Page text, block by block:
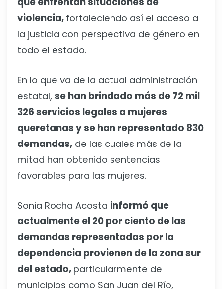
violencia, fortaleciendo así el acceso a
la justicia con perspectiva de género en
todo el estado.
En lo que va de la actual administración
estatal, se han brindado más de 72 mil
326 servicios legales a mujeres
queretanas y se han representado 830
demandas, de las cuales más de la
mitad han obtenido sentencias
favorables para las mujeres.
Sonia Rocha Acosta informó que
actualmente el 20 por ciento de las
demandas representadas por la
dependencia provienen de la zona sur
del estado, particularmente de
municipios como San Juan del Río,